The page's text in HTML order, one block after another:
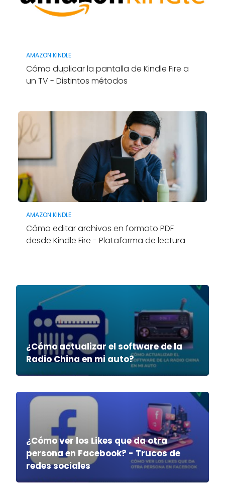
AMAZON KINDLE
Cómo duplicar la pantalla de Kindle Fire a
un TV - Distintos métodos
AMAZON KINDLE
Cómo editar archivos en formato PDF
desde Kindle Fire - Plataforma de lectura
¿Cómo actualizar el software de la
Radio China en mi auto?
¿Cómo ver los Likes que da otra
persona en Facebook? - Trucos de
redes sociales